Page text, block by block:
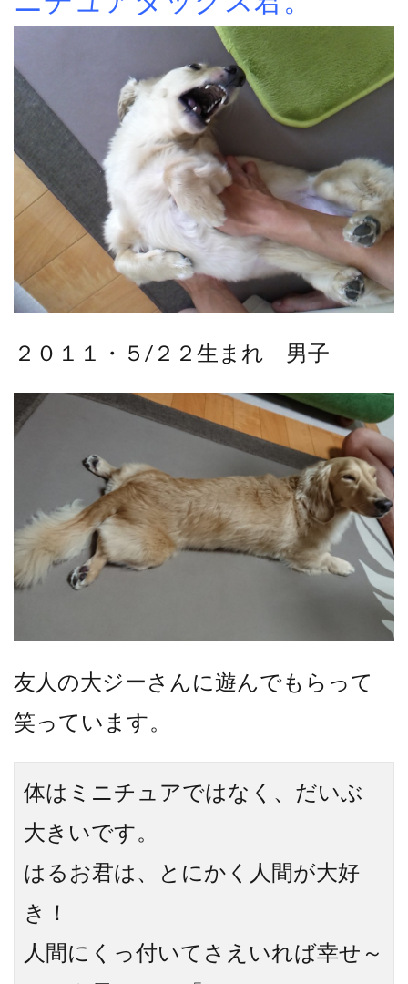
２０１１・５/２２生まれ 男子
友人の大ジーさんに遊んでもらって
笑っています。
体はミニチュアではなく、だいぶ
大きいです。
はるお君は、とにかく人間が大好
き！
人間にくっ付いてさえいれば幸せ～